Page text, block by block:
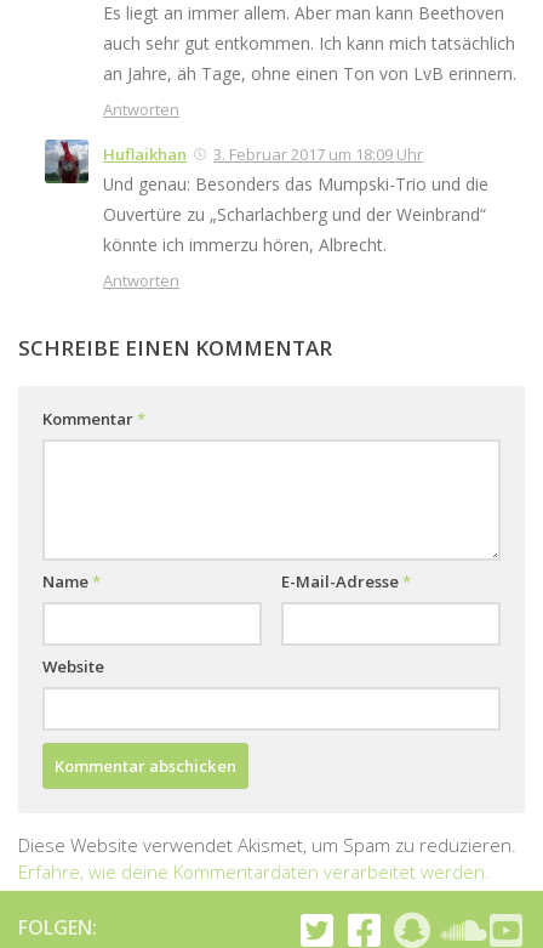
Es liegt an immer allem. Aber man kann Beethoven
auch sehr gut entkommen. Ich kann mich tatsächlich
an Jahre, äh Tage, ohne einen Ton von LvB erinnern.
Antworten
Huflaikhan 3. Februar 2017 um 18:09 Uhr
Und genau: Besonders das Mumpski-Trio und die
Ouvertüre zu „Scharlachberg und der Weinbrand“
könnte ich immerzu hören, Albrecht.
Antworten
SCHREIBE EINEN KOMMENTAR
Kommentar*
Name* E-Mail-Adresse*
Website
Diese Website verwendet Akismet, um Spam zu reduzieren.
Erfahre, wie deine Kommentardaten verarbeitet werden.
FOLGEN: